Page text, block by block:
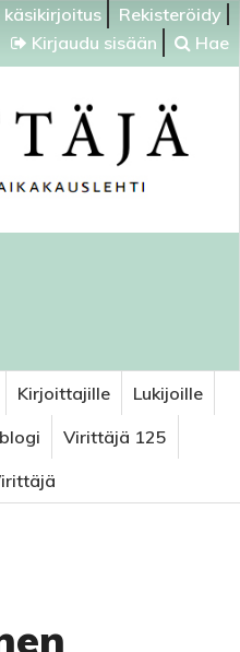
käsikirjoitus
Rekisteröidy
Kirjaudu sisään
Hae
Kirjoittajille
Lukijoille
Virittäjä 125